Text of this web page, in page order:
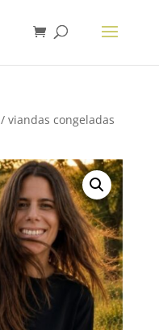
/ viandas congeladas